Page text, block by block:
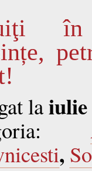
laiulie
,